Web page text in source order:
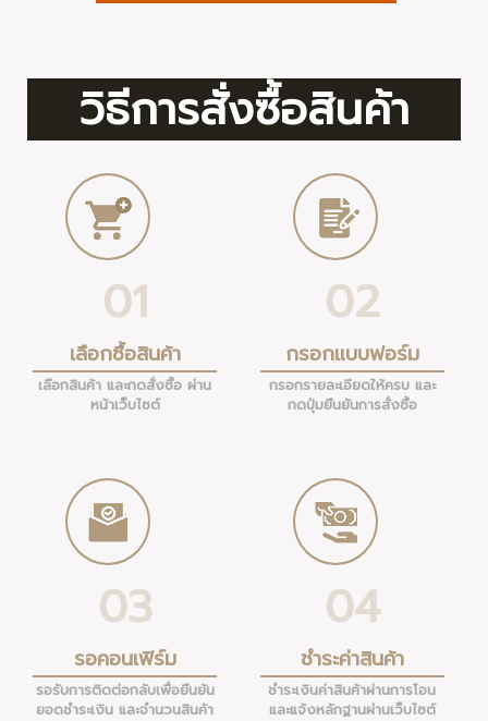
วิธีการสั่งซื้อสินค้า
01
เลือกซื้อสินค้า
เลือกสินค้า และกดสั่งซื้อ ผ่าน
หน้าเว็บไซต์
02
กรอกแบบฟอร์ม
กรอกรายละเอียดให้ครบ และ
กดปุ่มยืนยันการสั่งซื้อ
03
รอคอนเฟิร์ม
รอรับการติดต่อกลับเพื่อยืนยัน
ยอดชำระเงิน และจำนวนสินค้า
04
ชำระค่าสินค้า
ชำระเงินค่าสินค้าผ่านการโอน
และแจ้งหลักฐานผ่านเว็บไซต์